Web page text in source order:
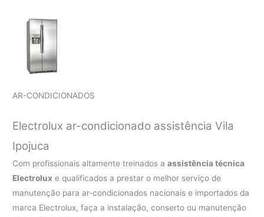
AR-CONDICIONADOS
Electrolux ar-condicionado assistência Vila
Ipojuca
Com profissionais altamente treinados aassistência técnica
Electrolux e qualificados a prestar o melhor serviço de
manutenção para ar-condicionados nacionais e importados da
marca Electrolux, faça a instalação, conserto ou manutenção